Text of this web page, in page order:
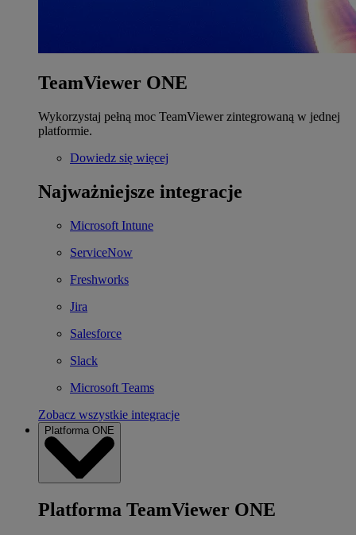
TeamViewer ONE
Wykorzystaj pełną moc TeamViewer zintegrowaną w jednej
platformie.
Dowiedz się więcej
Najważniejsze integracje
Microsoft Intune
ServiceNow
Freshworks
Jira
Salesforce
Slack
Microsoft Teams
Zobacz wszystkie integracje
Platforma ONE
Platforma TeamViewer ONE